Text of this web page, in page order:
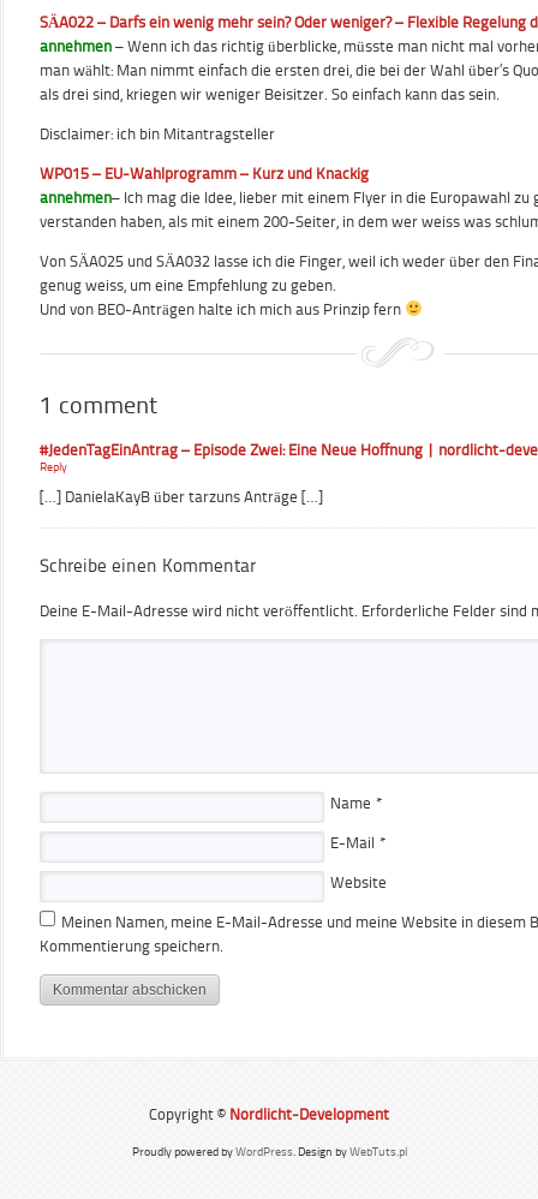
SÄA022 – Darfs ein wenig mehr sein? Oder weniger? – Flexible Regelung
annehmen – Wenn ich das richtig überblicke, müsste man nicht mal
man wählt: Man nimmt einfach die ersten drei, die bei der Wahl über’s
als drei sind, kriegen wir weniger Beisitzer. So einfach kann das sein.
Disclaimer: ich bin Mitantragsteller
WP015 – EU-Wahlprogramm – Kurz und Knackig
annehmen– Ich mag die Idee, lieber mit einem Flyer in die Europawahl zu
verstanden haben, als mit einem 200-Seiter, in dem wer weiss was
Von SÄA025 und SÄA032 lasse ich die Finger, weil ich weder über den
genug weiss, um eine Empfehlung zu geben.
Und von BEO-Anträgen halte ich mich aus Prinzip fern
1 comment
#JedenTagEinAntrag – Episode Zwei: Eine Neue Hoffnung | nordlicht-
Reply
[…] DanielaKayB über tarzuns Anträge […]
Schreibe einen Kommentar
Deine E-Mail-Adresse wird nicht veröffentlicht. Erforderliche Felder sind
Name *
E-Mail *
Website
Meinen Namen, meine E-Mail-Adresse und meine Website in diesem
Kommentierung speichern.
Copyright © Nordlicht-Development
Proudly powered byWordPress. Design byWebTuts.pl